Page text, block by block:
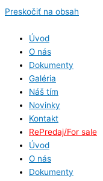
Preskočiť na obsah
Úvod
O nás
Dokumenty
Galéria
Náš tím
Novinky
Kontakt
RePredaj/For sale
Úvod
O nás
Dokumenty